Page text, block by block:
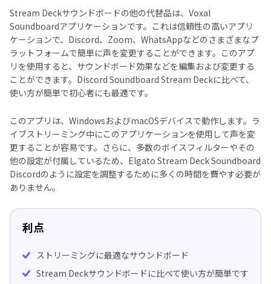
Stream Deckサウンドボードの他の代替品は、Voxal
Soundboardアプリケーションです。これは信頼性の高いアプリ
ケーションで、Discord、Zoom、WhatsAppなどのさまざまなプ
ラットフォームで簡単に声を変更することができます。このアプ
リを使用すると、サウンドボード効果などを編集および変更する
ことができます。Discord Soundboard Stream Deckに比べて、
使い方が簡単で初心者にも最適です。
このアプリは、WindowsおよびmacOSデバイスで動作します。ラ
イブストリーミング中にこのアプリケーションを使用して声を変
更することが容易です。さらに、多数のボイスフィルターやその
他の設定が付属しているため、Elgato Stream Deck Soundboard
Discordのように設定を調整するために多くの時間を費やす必要が
ありません。
利点
ストリーミングに最適なサウンドボード
Stream Deckサウンドボードに比べて使い方が簡単です